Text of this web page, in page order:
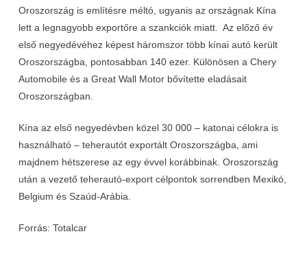
Oroszország is említésre méltó, ugyanis az országnak Kína
lett a legnagyobb exportőre a szankciók miatt. Az előző év
első negyedévéhez képest háromszor több kínai autó került
Oroszországba, pontosabban 140 ezer. Különösen a Chery
Automobile és a Great Wall Motor bővítette eladásait
Oroszországban.
Kína az első negyedévben közel 30 000 – katonai célokra is
használható – teherautót exportált Oroszországba, ami
majdnem hétszerese az egy évvel korábbinak. Oroszország
után a vezető teherautó-export célpontok sorrendben Mexikó,
Belgium és Szaúd-Arábia.
Forrás: Totalcar